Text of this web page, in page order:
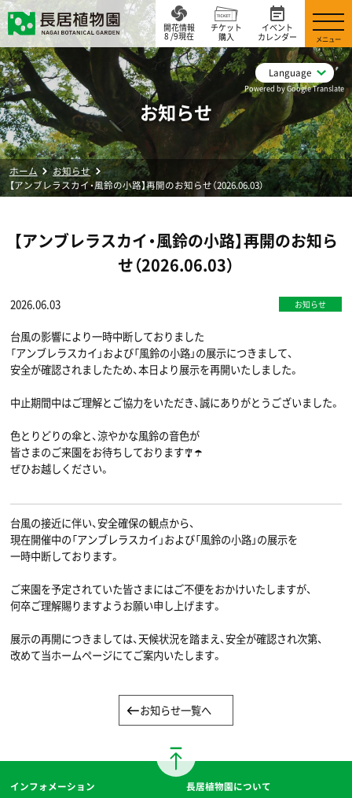
Language
Powered by Google Translate
開花情報
8 /9現在
チケット
購入
イベント
カレンダー
メニュー
お知らせ
ホーム
お知らせ
【アンブレラスカイ・風鈴の小路】再開のお知らせ（2026.06.03）
【アンブレラスカイ・風鈴の小路】再開のお知ら
せ（2026.06.03）
2026.06.03 お知らせ
台風の影響により一時中断しておりました
「アンブレラスカイ」および「風鈴の小路」の展示につきまして、
安全が確認されましたため、本日より展示を再開いたしました。
中止期間中はご理解とご協力をいただき、誠にありがとうございました。
色とりどりの傘と、涼やかな風鈴の音色が
皆さまのご来園をお待ちしております🎐☂️
ぜひお越しください。
台風の接近に伴い、安全確保の観点から、
現在開催中の「アンブレラスカイ」および「風鈴の小路」の展示を
一時中断しております。
ご来園を予定されていた皆さまにはご不便をおかけいたしますが、
何卒ご理解賜りますようお願い申し上げます。
展示の再開につきましては、天候状況を踏まえ、安全が確認され次第、
改めて当ホームページにてご案内いたします。
お知らせ一覧へ
インフォメーション
長居植物園について